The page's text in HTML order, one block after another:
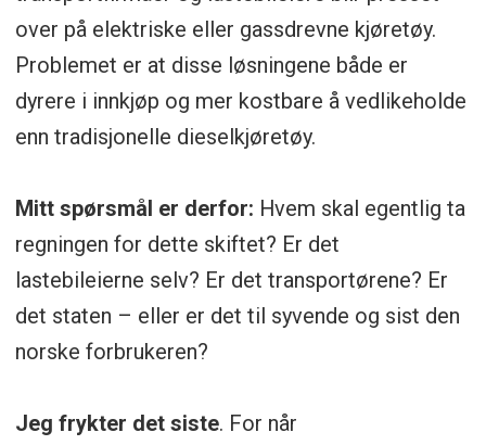
over på elektriske eller gassdrevne kjøretøy.
Problemet er at disse løsningene både er
dyrere i innkjøp og mer kostbare å vedlikeholde
enn tradisjonelle dieselkjøretøy.
Mitt spørsmål er derfor: Hvem skal egentlig ta
regningen for dette skiftet? Er det
lastebileierne selv? Er det transportørene? Er
det staten – eller er det til syvende og sist den
norske forbrukeren?
Jeg frykter det siste. For når